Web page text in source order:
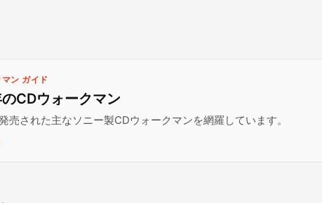
ン ガイド
CDウォークマン
売された主なソニー製CDウォークマンを網羅しています。